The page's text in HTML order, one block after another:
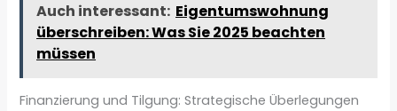
Auch interessant: Eigentumswohnung
überschreiben: Was Sie 2025 beachten
müssen
Finanzierung und Tilgung: Strategische Überlegungen